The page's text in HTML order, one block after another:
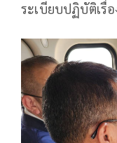
ระเบียบปฏิบัติเรื่